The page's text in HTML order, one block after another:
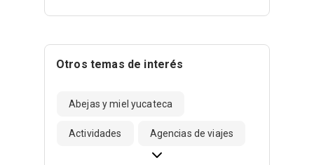
Otros temas de interés
Abejas y miel yucateca
Actividades Agencias de viajes